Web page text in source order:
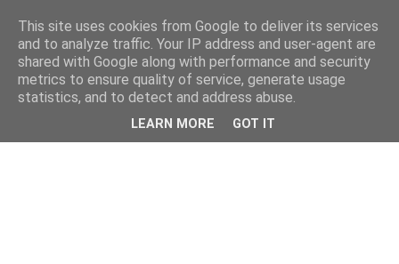
This site uses cookies from Google to deliver its services
and to analyze traffic. Your IP address and user-agent are
shared with Google along with performance and security
metrics to ensure quality of service, generate usage
statistics, and to detect and address abuse.
LEARN MORE GOT IT